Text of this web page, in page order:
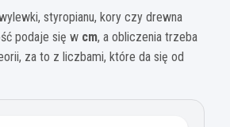
styropianu, kory czy drewna
podaje się w cm, a obliczenia trzeba
za to z liczbami, które da się od